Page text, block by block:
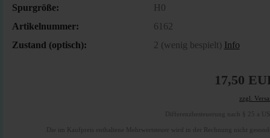
Spurgröße:
H0
Artikelnummer:
6162
Zustand (optisch):
2 (wenig bespielt) Info
17,50
zzgl.
Differenzbesteuerung nach § 25 a
Die im Kaufpreis enthaltene Mehrwertsteuer wird in der Rechnung nicht